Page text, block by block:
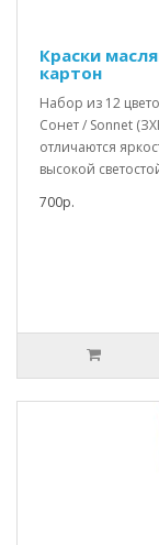
Краски
картон
Набор из 12
Сонет / Sonnet
отличаются
высокой
700р.